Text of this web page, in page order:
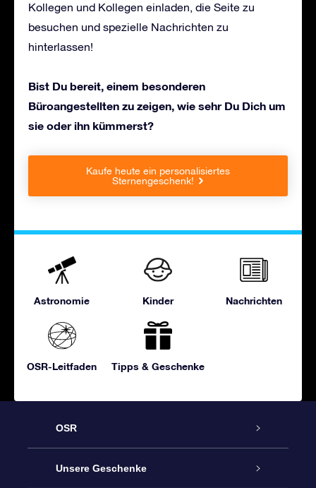
Kollegen und Kollegen einladen, die Seite zu
besuchen und spezielle Nachrichten zu
hinterlassen!
Bist Du bereit, einem besonderen
Büroangestellten zu zeigen, wie sehr Du Dich um
sie oder ihn kümmerst?
Kaufe heute ein personalisiertes
Sternengeschenk!
Astronomie Kinder Nachrichten
OSR-Leitfaden Tipps & Geschenke
OSR
Service
Unsere Geschenke